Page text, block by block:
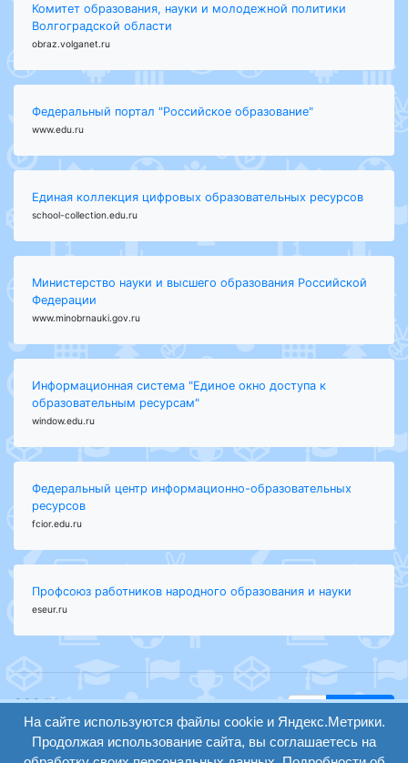
Комитет образования, науки и молодежной политики
Волгоградской области
obraz.volganet.ru
Федеральный портал "Российское образование"
www.edu.ru
Единая коллекция цифровых образовательных ресурсов
school-collection.edu.ru
Министерство науки и высшего образования Российской
Федерации
www.minobrnauki.gov.ru
Информационная система "Единое окно доступа к
образовательным ресурсам"
window.edu.ru
Федеральный центр информационно-образовательных
ресурсов
fcior.edu.ru
Профсоюз работников народного образования и науки
eseur.ru
ООО "Центр
образования и
консалтинга"
Волгоград 2008-
вход
Версия
На сайте используются файлы cookie и Яндекс.Метрики.
Продолжая использование сайта, вы соглашаетесь на